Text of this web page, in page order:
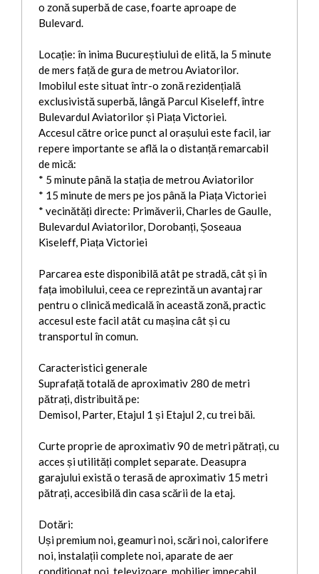
o zonă superbă de case, foarte aproape de
Bulevard.
Locație: în inima Bucureștiului de elită, la 5 minute
de mers față de gura de metrou Aviatorilor.
Imobilul este situat într-o zonă rezidențială
exclusivistă superbă, lângă Parcul Kiseleff, între
Bulevardul Aviatorilor și Piața Victoriei.
Accesul către orice punct al orașului este facil, iar
repere importante se află la o distanță remarcabil
de mică:
* 5 minute până la stația de metrou Aviatorilor
* 15 minute de mers pe jos până la Piața Victoriei
* vecinătăți directe: Primăverii, Charles de Gaulle,
Bulevardul Aviatorilor, Dorobanți, Șoseaua
Kiseleff, Piața Victoriei
Parcarea este disponibilă atât pe stradă, cât și în
fața imobilului, ceea ce reprezintă un avantaj rar
pentru o clinică medicală în această zonă, practic
accesul este facil atât cu mașina cât și cu
transportul în comun.
Caracteristici generale
Suprafață totală de aproximativ 280 de metri
pătrați, distribuită pe:
Demisol, Parter, Etajul 1 și Etajul 2, cu trei băi.
Curte proprie de aproximativ 90 de metri pătrați, cu
acces și utilități complet separate. Deasupra
garajului există o terasă de aproximativ 15 metri
pătrați, accesibilă din casa scării de la etaj.
Dotări:
Uși premium noi, geamuri noi, scări noi, calorifere
noi, instalații complete noi, aparate de aer
condiționat noi, televizoare, mobilier impecabil,